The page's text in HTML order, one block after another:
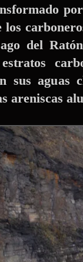
del
sus aguas
areniscas